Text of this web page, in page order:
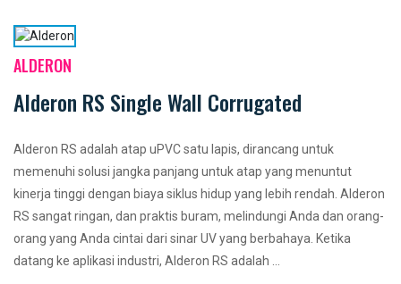
ALDERON
Alderon RS Single Wall Corrugated
Alderon RS adalah atap uPVC satu lapis, dirancang untuk
memenuhi solusi jangka panjang untuk atap yang menuntut
kinerja tinggi dengan biaya siklus hidup yang lebih rendah. Alderon
RS sangat ringan, dan praktis buram, melindungi Anda dan orang-
orang yang Anda cintai dari sinar UV yang berbahaya. Ketika
datang ke aplikasi industri, Alderon RS adalah ...